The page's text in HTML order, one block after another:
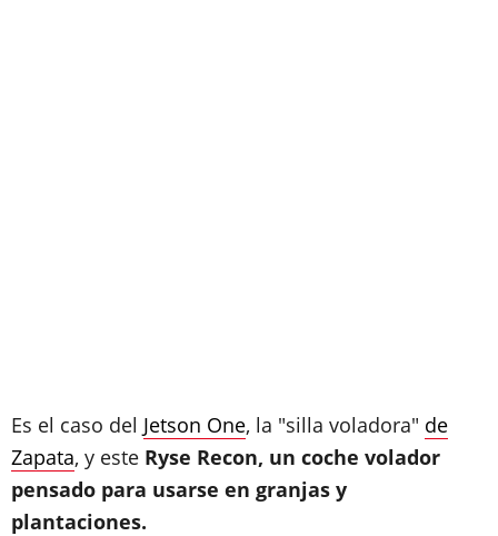
Es el caso del Jetson One, la "silla voladora" de
Zapata, y este Ryse Recon, un coche volador
pensado para usarse en granjas y
plantaciones.